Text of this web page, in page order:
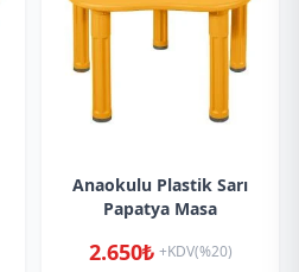
Anaokulu Plastik Sarı
Papatya Masa
2.650₺ +KDV(%20)